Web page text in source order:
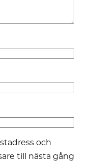
och
till nästa gång